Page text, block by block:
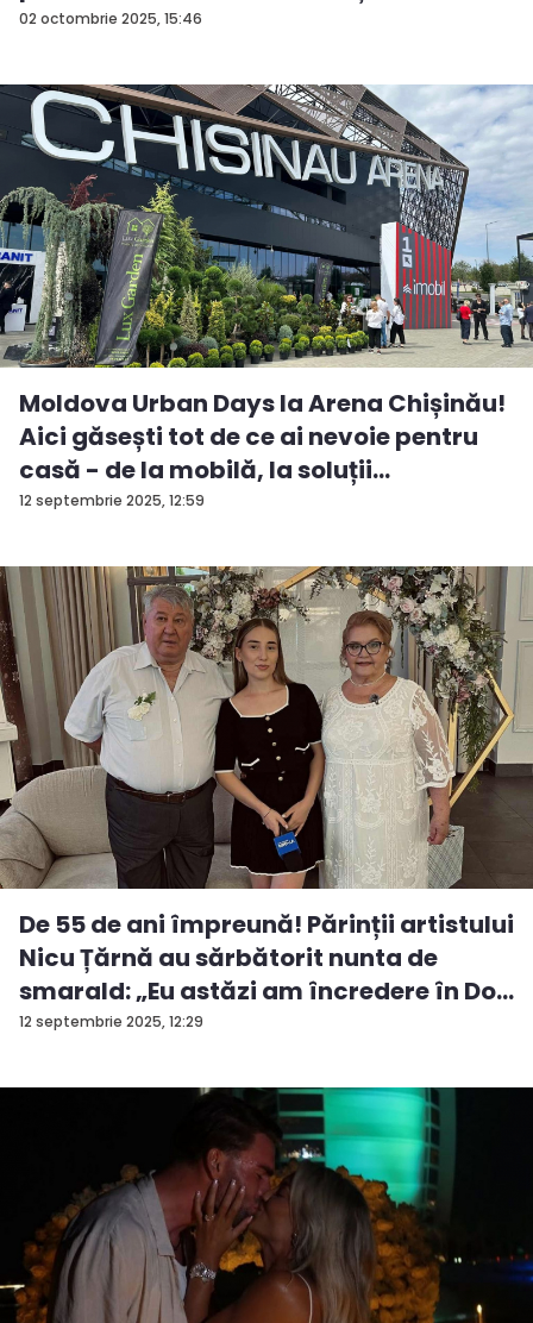
02 octombrie 2025, 15:46
fos...
12 septembrie 2025, 12:59
Moldova Urban Days la Arena Chișinău!
Aici găsești tot de ce ai nevoie pentru
casă - de la mobilă, la soluții
ingenioas...
12 septembrie 2025, 12:29
De 55 de ani împreună! Părinții artistului
Nicu Țărnă au sărbătorit nunta de
smarald: „Eu astăzi am încredere în Do...